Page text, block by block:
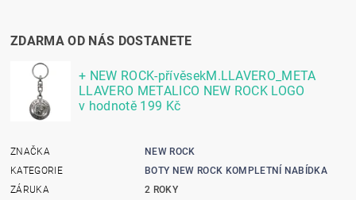
ZDARMA OD NÁS DOSTANETE
+ NEW ROCK-přívěsekM.LLAVERO_META
LLAVERO METALICO NEW ROCK LOGO
v hodnotě 199 Kč
ZNAČKA
NEW ROCK
KATEGORIE
BOTY NEW ROCK KOMPLETNÍ NABÍDKA
ZÁRUKA
2 ROKY